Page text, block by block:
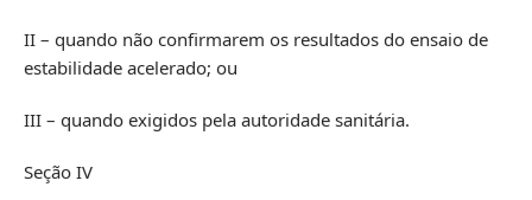
II – quando não confirmarem os resultados do ensaio de
estabilidade acelerado; ou
III – quando exigidos pela autoridade sanitária.
Seção IV